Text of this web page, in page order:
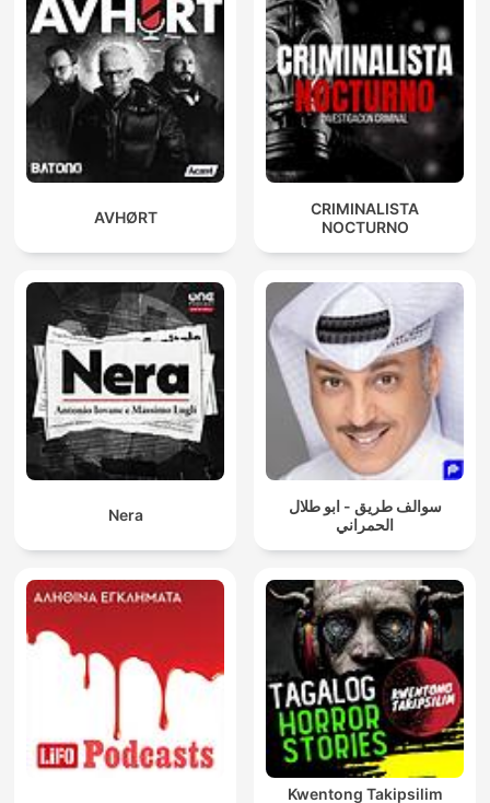
AVHØRT
CRIMINALISTA
NOCTURNO
Nera
سوالف طريق - ابو طلال
الحمراني
Kwentong Takipsilim